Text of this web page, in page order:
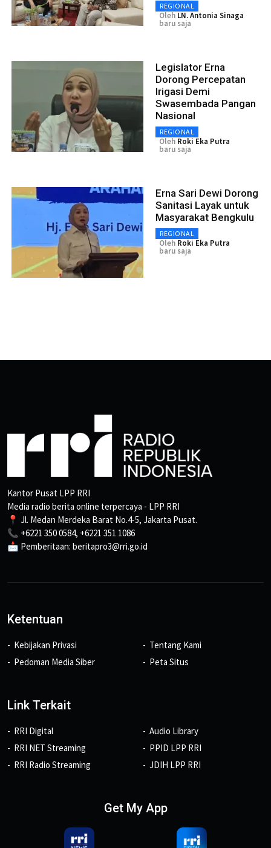
REGIONAL
Oleh LN. Antonia Sinaga
baru saja
Legislator Erna
Dorong Percepatan
Irigasi Demi
Swasembada Pangan
Nasional
REGIONAL
Oleh Roki Eka Putra
baru saja
Erna Sari Dewi Dorong
Sanitasi Layak untuk
Masyarakat Bengkulu
REGIONAL
Oleh Roki Eka Putra
baru saja
Kantor Pusat LPP RRI
Media radio berita online terpercaya - LPP RRI
📍 Jl. Medan Merdeka Barat No.4-5, Jakarta Pusat.
📞 +6221 350 0584, +6221 351 1086
📩 Pemberitaan: beritapro3@rri.go.id
Ketentuan
Kebijakan Privasi
Pedoman Media Siber
Tentang Kami
Peta Situs
Link Terkait
RRI Digital
RRI NET Streaming
RRI Radio Streaming
Audio Library
PPID LPP RRI
JDIH LPP RRI
Get My App